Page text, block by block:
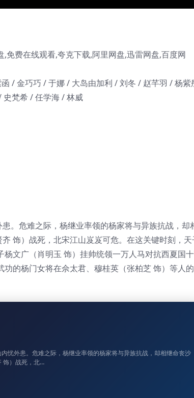
免费在线观看,夸克下载,阿里网盘,迅雷网盘,百度网
/ 金巧巧 / 于娜 / 大岛由加利 / 刘冬 / 赵芊羽 / 杨紫
梵希 / 任学海 / 林威
。危难之际，杨继业率领的杨家将与异族抗战，却
饰）战死，北宋江山岌岌可危。在这关键时刻，天
文广（肖明玉 饰）挂帅统领一万人马对抗西夏国
的杨门女将在佘太君、穆桂英（张柏芝 饰）等人
忧外患。危难之际，杨继业率领的杨家将与异族抗战，却相继命丧沙
饰）战死，北…